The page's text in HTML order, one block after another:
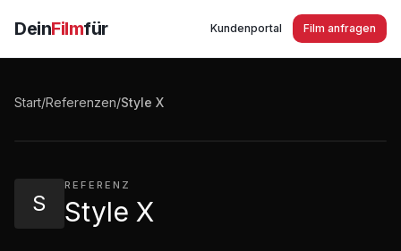
DeinFilmfür Kundenportal Film anfragen
Start/Referenzen/Style X
S
REFERENZ
Style X
Style X